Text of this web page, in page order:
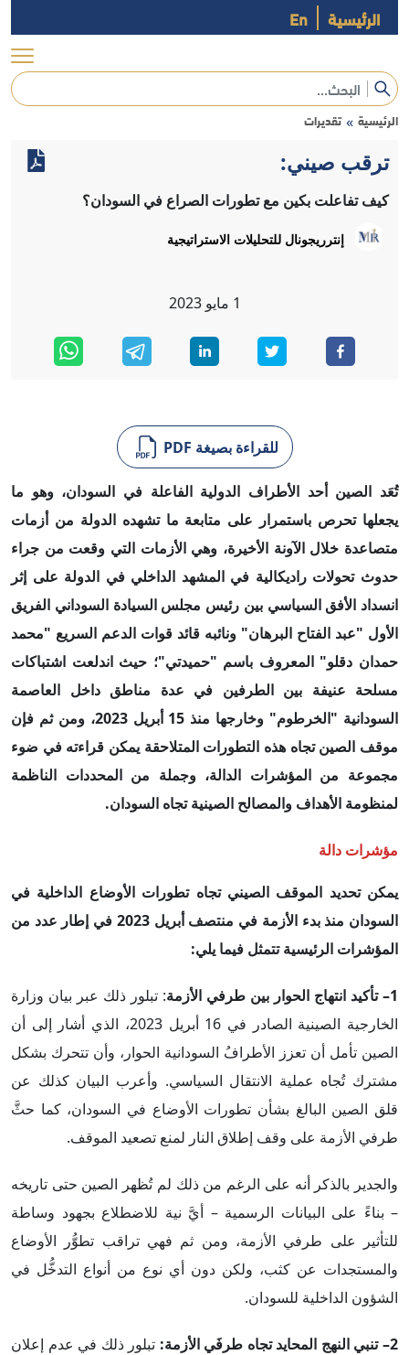
الرئيسية En
الرئيسية » تقديرات
ترقب صيني:
كيف تفاعلت بكين مع تطورات الصراع في السودان؟
إنترريجونال للتحليلات الاستراتيجية
1 مايو 2023
للقراءة بصيغة PDF
تُعَد الصين أحد الأطراف الدولية الفاعلة في السودان، وهو ما
يجعلها تحرص باستمرار على متابعة ما تشهده الدولة من أزمات
متصاعدة خلال الآونة الأخيرة، وهي الأزمات التي وقعت من جراء
حدوث تحولات راديكالية في المشهد الداخلي في الدولة على إثر
انسداد الأفق السياسي بين رئيس مجلس السيادة السوداني الفريق
الأول "عبد الفتاح البرهان" ونائبه قائد قوات الدعم السريع "محمد
حمدان دقلو" المعروف باسم "حميدتي"؛ حيث اندلعت اشتباكات
مسلحة عنيفة بين الطرفين في عدة مناطق داخل العاصمة
السودانية "الخرطوم" وخارجها منذ 15 أبريل 2023، ومن ثم فإن
موقف الصين تجاه هذه التطورات المتلاحقة يمكن قراءته في ضوء
مجموعة من المؤشرات الدالة، وجملة من المحددات الناظمة
لمنظومة الأهداف والمصالح الصينية تجاه السودان.
مؤشرات دالة
يمكن تحديد الموقف الصيني تجاه تطورات الأوضاع الداخلية في
السودان منذ بدء الأزمة في منتصف أبريل 2023 في إطار عدد من
المؤشرات الرئيسية تتمثل فيما يلي:
1– تأكيد انتهاج الحوار بين طرفي الأزمة: تبلور ذلك عبر بيان وزارة
الخارجية الصينية الصادر في 16 أبريل 2023، الذي أشار إلى أن
الصين تأمل أن تعزز الأطرافُ السودانية الحوار، وأن تتحرك بشكل
مشترك تُجاه عملية الانتقال السياسي. وأعرب البيان كذلك عن
قلق الصين البالغ بشأن تطورات الأوضاع في السودان، كما حثَّ
طرفي الأزمة على وقف إطلاق النار لمنع تصعيد الموقف.
والجدير بالذكر أنه على الرغم من ذلك لم تُظهر الصين حتى تاريخه
– بناءً على البيانات الرسمية – أيَّ نية للاضطلاع بجهود وساطة
للتأثير على طرفي الأزمة، ومن ثم فهي تراقب تطوُّر الأوضاع
والمستجدات عن كثب، ولكن دون أي نوع من أنواع التدخُّل في
الشؤون الداخلية للسودان.
2– تنبي النهج المحايد تجاه طرفَي الأزمة:
تبلور ذلك في عدم إعلان